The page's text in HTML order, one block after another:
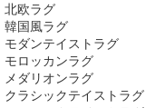
北欧ラグ
韓国風ラグ
モダンテイストラグ
モロッカンラグ
メダリオンラグ
クラシックテイストラグ